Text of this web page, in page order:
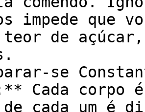
impede que
teor de
se
Cada corpo
de cada um é